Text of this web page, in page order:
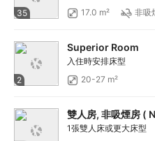
35
17.0 m²
非吸
2
Superior Room
入住時安排床型
20-27 m²
雙人房, 非吸煙房 (
1張雙人床或更大床型